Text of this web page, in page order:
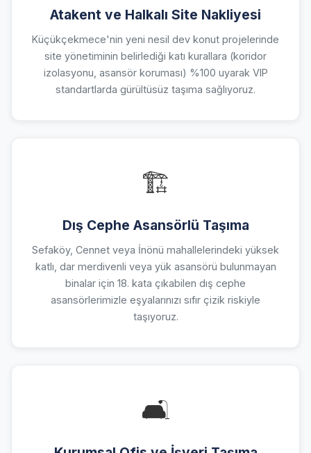
Atakent ve Halkalı Site Nakliyesi
Küçükçekmece'nin yeni nesil dev konut projelerinde
site yönetiminin belirlediği katı kurallara (koridor
izolasyonu, asansör koruması) %100 uyarak VIP
standartlarda gürültüsüz taşıma sağlıyoruz.
🏗️
Dış Cephe Asansörlü Taşıma
Sefaköy, Cennet veya İnönü mahallelerindeki yüksek
katlı, dar merdivenli veya yük asansörü bulunmayan
binalar için 18. kata çıkabilen dış cephe
asansörlerimizle eşyalarınızı sıfır çizik riskiyle
taşıyoruz.
🛋️